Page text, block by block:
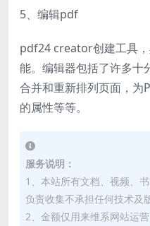
5、编辑pdf
pdf24 creator创建工具
能。编辑器包括了许多十
合并和重新排列页面，为
的属性等等。
服务说明：
1、本站所有文档、视频、
负责收集不承担任何技术及
2、金额仅用来维系网站运